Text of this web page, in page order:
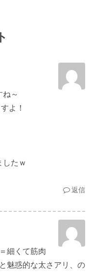
ね～
よ！
したｗ
返信
細くて筋肉
魅惑的な太さアリ、の